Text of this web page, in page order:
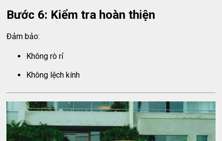
Bước 6: Kiểm tra hoàn thiện
Đảm bảo:
Không rò rỉ
Không lệch kính